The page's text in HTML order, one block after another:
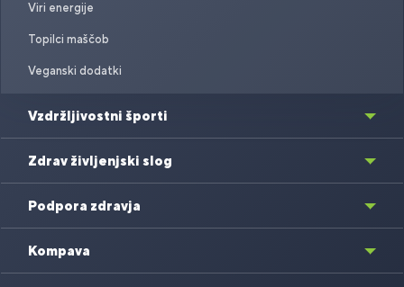
Viri energije
Topilci maščob
Veganski dodatki
Vzdržljivostni športi
Zdrav življenjski slog
Podpora zdravja
Kompava